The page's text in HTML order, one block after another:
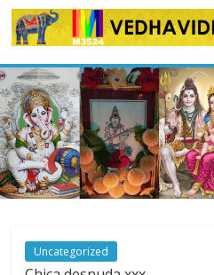
Skip
to
Uncategorized